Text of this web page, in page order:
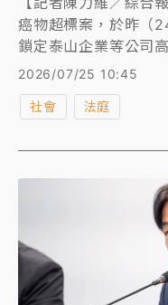
癌物超標案，於昨（
鎖定泰山企業等公司
總經理沈怡君、蔡國
故意」，疑非過失且
2026/07/25 10:45
社會 法庭